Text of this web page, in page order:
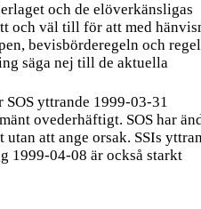
och de elöverkänsligas
och väl till för att med
bevisbörderegeln och
säga nej till de aktuella
SOS yttrande 1999-03-31
ovederhäftigt. SOS har
att ange orsak. SSIs
1999-04-08 är också starkt